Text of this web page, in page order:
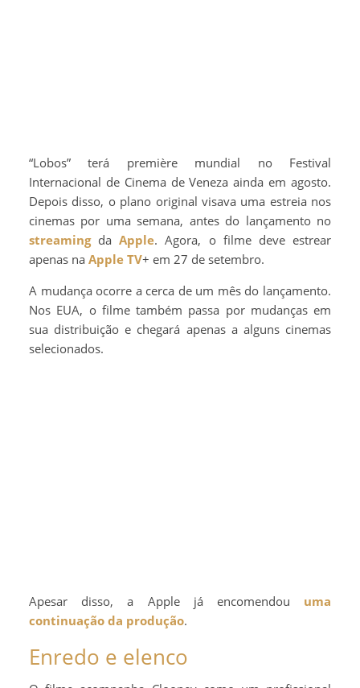
“Lobos” terá première mundial no Festival
Internacional de Cinema de Veneza ainda em agosto.
Depois disso, o plano original visava uma estreia nos
cinemas por uma semana, antes do lançamento no
streamingdaApple. Agora, o filme deve estrear
apenas na Apple TV+ em 27 de setembro.
A mudança ocorre a cerca de um mês do lançamento.
Nos EUA, o filme também passa por mudanças em
sua distribuição e chegará apenas a alguns cinemas
selecionados.
Apesar disso, a Apple já encomendou uma
continuação da produção.
Enredo e elenco